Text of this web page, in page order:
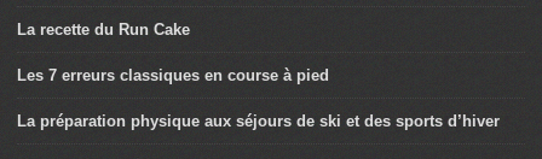
La recette du Run Cake
Les 7 erreurs classiques en course à pied
La préparation physique aux séjours de ski et des sports d’hiver